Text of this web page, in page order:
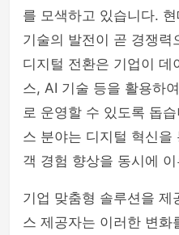
를 모색하고 있습니다.
기술의 발전이 곧 경쟁력
디지털 전환은 기업이 데
스, AI 기술 등을 활용하
로 운영할 수 있도록 돕
스 분야는 디지털 혁신을
객 경험 향상을 동시에
기업 맞춤형 솔루션을 제
스 제공자는 이러한 변화